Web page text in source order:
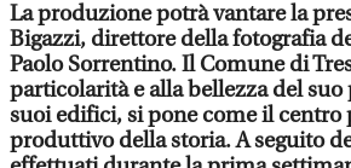
La produzione potrà vantare la
Bigazzi, direttore della fotografia
Paolo Sorrentino. Il Comune di
particolarità e alla bellezza del suo
suoi edifici, si pone come il centro
produttivo della storia. A seguito